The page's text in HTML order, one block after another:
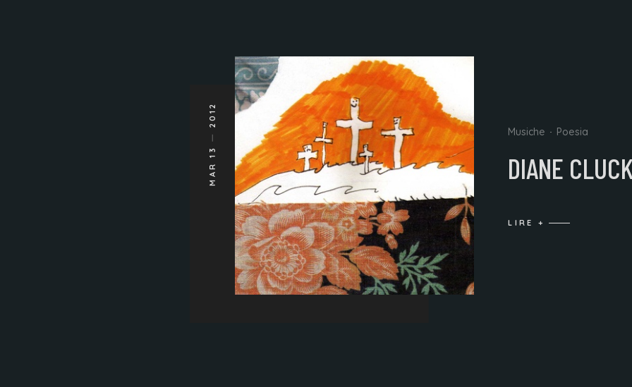
Musiche Poesia
DIANE CLUCK
LIRE +
MAR 13
2012